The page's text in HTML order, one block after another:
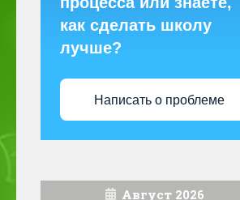
как сделать школу
лучше?
Написать о проблеме
Август 2026